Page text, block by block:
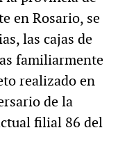
en Rosario, se
las cajas de
familiarmente
realizado en
de la
filial 86 del